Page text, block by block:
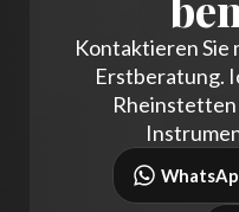
Kontaktieren Sie
Erstberatung.